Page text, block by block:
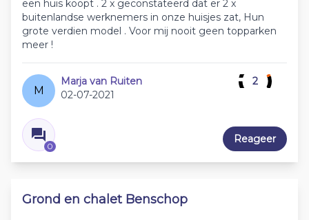
een huis koopt . 2 x geconstateerd dat er 2 x
buitenlandse werknemers in onze huisjes zat, Hun
grote verdien model . Voor mij nooit geen topparken
meer !
M
Marja van Ruiten
02-07-2021
0
2
Reageer
Grond en chalet Benschop